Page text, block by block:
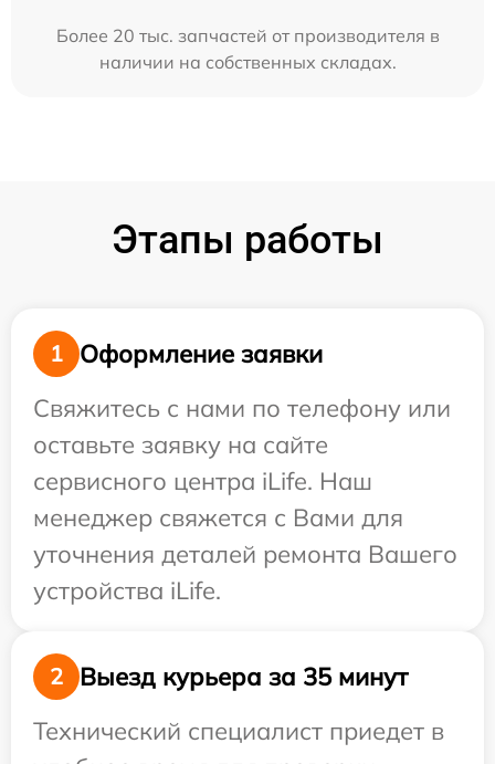
Более 20 тыс. запчастей от производителя в
наличии на собственных складах.
Этапы работы
1
Оформление заявки
Свяжитесь с нами по телефону или
оставьте заявку на сайте
сервисного центра iLife. Наш
менеджер свяжется с Вами для
уточнения деталей ремонта Вашего
устройства iLife.
2
Выезд курьера за 35 минут
Технический специалист приедет в